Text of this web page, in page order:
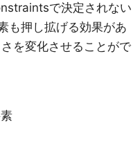
で決定されない
も押し拡げる効果があ
を変化させることがで